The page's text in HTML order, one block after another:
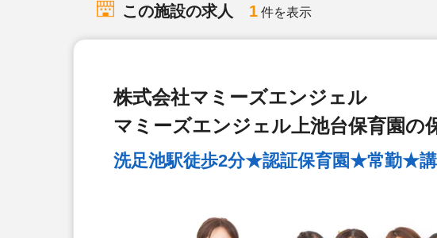
この施設の求人 1 件を表示
株式会社マミーズエンジェル
マミーズエンジェル上池台保育園の
洗足池駅徒歩2分★認証保育園★常勤★